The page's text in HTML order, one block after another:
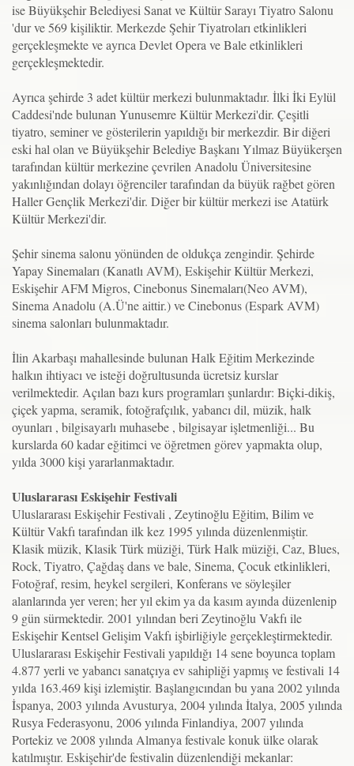
ise Büyükşehir Belediyesi Sanat ve Kültür Sarayı Tiyatro Salonu
'dur ve 569 kişiliktir. Merkezde Şehir Tiyatroları etkinlikleri
gerçekleşmekte ve ayrıca Devlet Opera ve Bale etkinlikleri
gerçekleşmektedir.
Ayrıca şehirde 3 adet kültür merkezi bulunmaktadır. İlki İki Eylül
Caddesi'nde bulunan Yunusemre Kültür Merkezi'dir. Çeşitli
tiyatro, seminer ve gösterilerin yapıldığı bir merkezdir. Bir diğeri
eski hal olan ve Büyükşehir Belediye Başkanı Yılmaz Büyükerşen
tarafından kültür merkezine çevrilen Anadolu Üniversitesine
yakınlığından dolayı öğrenciler tarafından da büyük rağbet gören
Haller Gençlik Merkezi'dir. Diğer bir kültür merkezi ise Atatürk
Kültür Merkezi'dir.
Şehir sinema salonu yönünden de oldukça zengindir. Şehirde
Yapay Sinemaları (Kanatlı AVM), Eskişehir Kültür Merkezi,
Eskişehir AFM Migros, Cinebonus Sinemaları(Neo AVM),
Sinema Anadolu (A.Ü'ne aittir.) ve Cinebonus (Espark AVM)
sinema salonları bulunmaktadır.
İlin Akarbaşı mahallesinde bulunan Halk Eğitim Merkezinde
halkın ihtiyacı ve isteği doğrultusunda ücretsiz kurslar
verilmektedir. Açılan bazı kurs programları şunlardır: Biçki-dikiş,
çiçek yapma, seramik, fotoğrafçılık, yabancı dil, müzik, halk
oyunları , bilgisayarlı muhasebe , bilgisayar işletmenliği... Bu
kurslarda 60 kadar eğitimci ve öğretmen görev yapmakta olup,
yılda 3000 kişi yararlanmaktadır.
Uluslararası Eskişehir Festivali
Uluslararası Eskişehir Festivali , Zeytinoğlu Eğitim, Bilim ve
Kültür Vakfı tarafından ilk kez 1995 yılında düzenlenmiştir.
Klasik müzik, Klasik Türk müziği, Türk Halk müziği, Caz, Blues,
Rock, Tiyatro, Çağdaş dans ve bale, Sinema, Çocuk etkinlikleri,
Fotoğraf, resim, heykel sergileri, Konferans ve söyleşiler
alanlarında yer veren; her yıl ekim ya da kasım ayında düzenlenip
9 gün sürmektedir. 2001 yılından beri Zeytinoğlu Vakfı ile
Eskişehir Kentsel Gelişim Vakfı işbirliğiyle gerçekleştirmektedir.
Uluslararası Eskişehir Festivali yapıldığı 14 sene boyunca toplam
4.877 yerli ve yabancı sanatçıya ev sahipliği yapmış ve festivali 14
yılda 163.469 kişi izlemiştir. Başlangıcından bu yana 2002 yılında
İspanya, 2003 yılında Avusturya, 2004 yılında İtalya, 2005 yılında
Rusya Federasyonu, 2006 yılında Finlandiya, 2007 yılında
Portekiz ve 2008 yılında Almanya festivale konuk ülke olarak
katılmıştır. Eskişehir'de festivalin düzenlendiği mekanlar: